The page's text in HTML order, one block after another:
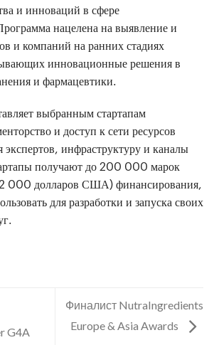
и инноваций в сфере
нацелена на выявление и
и компаний на ранних стадиях
инновационные решения в
и фармацевтики.
выбранным стартапам
и доступ к сети ресурсов
инфраструктуру и каналы
получают до 200 000 марок
000 долларов США) финансирования,
для разработки и запуска своих
G4A
Финалист NutraIngredients
Europe & Asia Awards